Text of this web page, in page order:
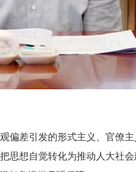
差引发的形式主义、官僚
想自觉转化为推动人大社